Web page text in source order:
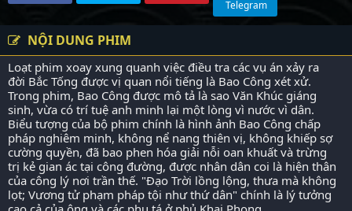
Telegram
NỘI DUNG PHIM
Loạt phim xoay xung quanh việc điều tra các vụ án xảy ra
đời Bắc Tống được vị quan nổi tiếng là Bao Công xét xử.
Trong phim, Bao Công được mô tả là sao Văn Khúc giáng
sinh, vừa có trí tuệ anh minh lại một lòng vì nước vì dân.
Biểu tượng của bộ phim chính là hình ảnh Bao Công chấp
pháp nghiêm minh, không nể nang thiên vị, không khiếp sợ
cường quyền, đã bao phen hóa giải nỗi oan khuất và trừng
trị kẻ gian ác tại công đường, được nhân dân coi là hiện thân
của công lý nơi trần thế. "Đạo Trời lồng lộng, thưa mà không
lọt; Vương tử phạm pháp tội như thứ dân" chính là lý tưởng